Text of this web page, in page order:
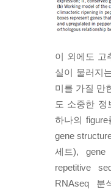
이 외에도 고
실이 물러지
미를 가질 만
도 소중한 정
하나의
gene
세트), gene
repetitive
RNAseq 분